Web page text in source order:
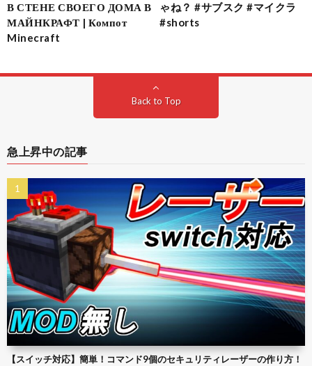
В СТЕНЕ СВОЕГО ДОМА В
МАЙНКРАФТ | Компот
Minecraft
ゃね？ #サブスク #マイクラ
#shorts
Back to Top
急上昇中の記事
【スイッチ対応】簡単！コマンド9個のセキュリティレーザーの作り方！